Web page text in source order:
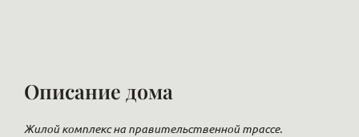
Описание дома
Жилой комплекс на правительственной трассе.